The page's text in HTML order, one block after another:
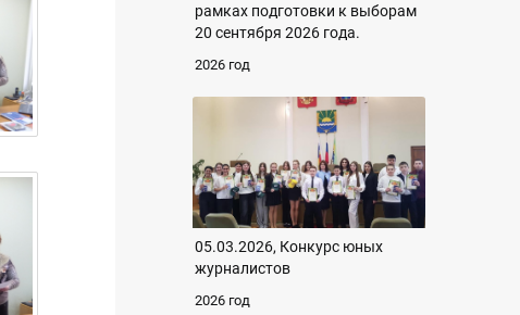
рамках подготовки к выборам
20 сентября 2026 года.
2026 год
05.03.2026, Конкурс юных
журналистов
2026 год